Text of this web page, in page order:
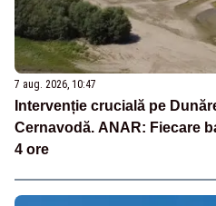
7 aug. 2026, 10:47
Intervenție crucială pe
Cernavodă. ANAR: Fiecare
4 ore